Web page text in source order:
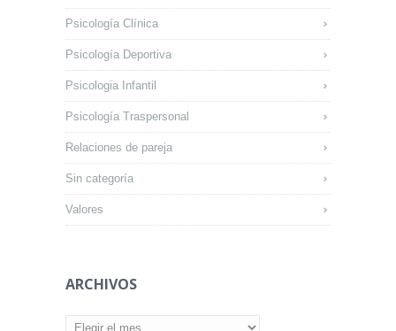
Psicología Clínica
Psicología Deportiva
Psicologia Infantil
Psicología Traspersonal
Relaciones de pareja
Sin categoría
Valores
ARCHIVOS
Archivos